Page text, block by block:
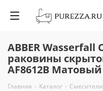
ABBER Wasserfall
раковины
AF8612B
Главная - Каталог - Смесители